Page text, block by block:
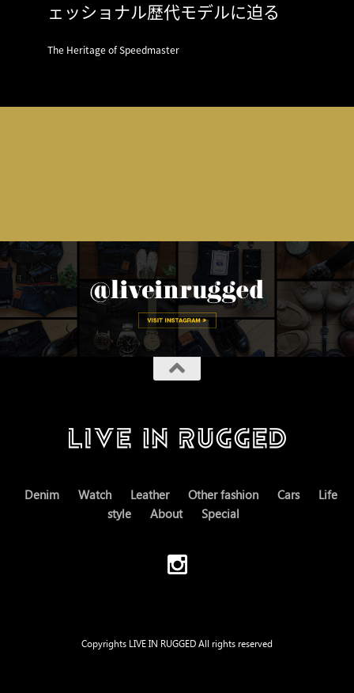
ェッショナル歴代モデルに迫る
The Heritage of Speedmaster
Denim Watch Leather Other fashion Cars
Life
style
About Special
Copyrights LIVE IN RUGGED All rights reserved